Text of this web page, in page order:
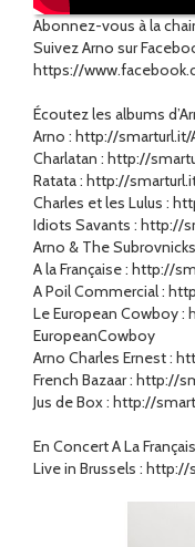
Abonnez-vous à la
Suivez Arno sur
https://
Écoutez les albums
Arno : http://smarturl.it/
Charlatan : http://
Ratata : http://
Charles et les Lulus :
Idiots Savants : http://
Arno & The
A la Française : http://
A Poil Commercial :
Le European Cowboy
EuropeanCowboy
Arno Charles Ernest :
French Bazaar : http://
Jus de Box : http://
En Concert A La
Live in Brussels :